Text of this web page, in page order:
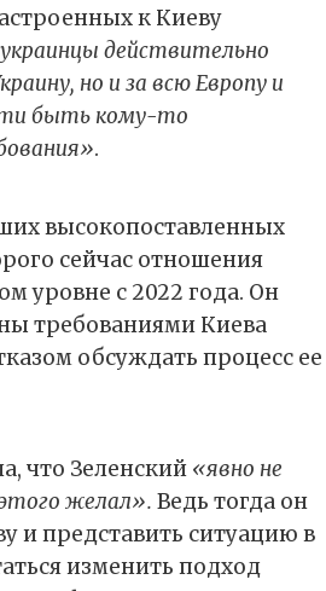
к Киеву
украинцы действительно
но и за всю Европу и
быть кому-то
.
высокопоставленных
сейчас отношения
уровне с 2022 года. Он
требованиями Киева
обсуждать процесс ее
что Зеленский «явно не
желал». Ведь тогда он
и представить ситуацию в
изменить подход